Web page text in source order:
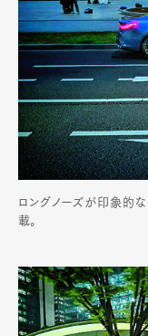
ロングノーズが印象的な
載。